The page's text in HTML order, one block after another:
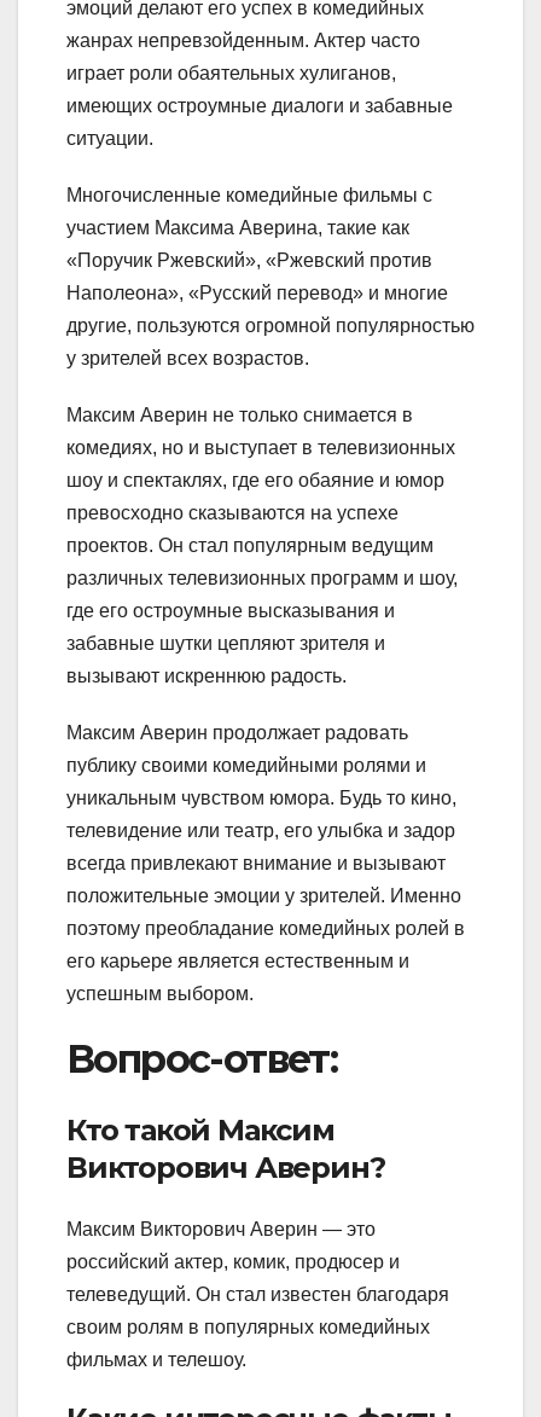
эмоций делают его успех в комедийных
жанрах непревзойденным. Актер часто
играет роли обаятельных хулиганов,
имеющих остроумные диалоги и забавные
ситуации.
Многочисленные комедийные фильмы с
участием Максима Аверина, такие как
«Поручик Ржевский», «Ржевский против
Наполеона», «Русский перевод» и многие
другие, пользуются огромной популярностью
у зрителей всех возрастов.
Максим Аверин не только снимается в
комедиях, но и выступает в телевизионных
шоу и спектаклях, где его обаяние и юмор
превосходно сказываются на успехе
проектов. Он стал популярным ведущим
различных телевизионных программ и шоу,
где его остроумные высказывания и
забавные шутки цепляют зрителя и
вызывают искреннюю радость.
Максим Аверин продолжает радовать
публику своими комедийными ролями и
уникальным чувством юмора. Будь то кино,
телевидение или театр, его улыбка и задор
всегда привлекают внимание и вызывают
положительные эмоции у зрителей. Именно
поэтому преобладание комедийных ролей в
его карьере является естественным и
успешным выбором.
Вопрос-ответ:
Кто такой Максим
Викторович Аверин?
Максим Викторович Аверин — это
российский актер, комик, продюсер и
телеведущий. Он стал известен благодаря
своим ролям в популярных комедийных
фильмах и телешоу.